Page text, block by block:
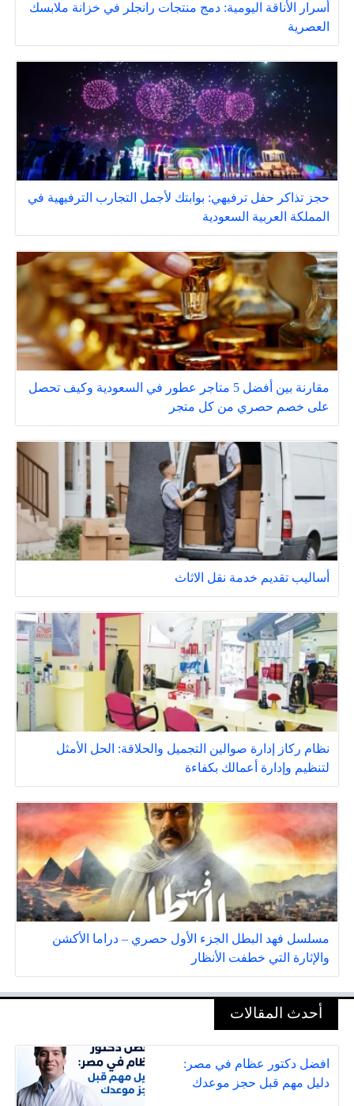
أسرار الأناقة اليومية: دمج منتجات رانجلر في خزانة ملابسك
العصرية
حجز تذاكر حفل ترفيهي: بوابتك لأجمل التجارب الترفيهية في
المملكة العربية السعودية
مقارنة بين أفضل 5 متاجر عطور في السعودية وكيف تحصل
على خصم حصري من كل متجر
أساليب تقديم خدمة نقل الاثاث
نظام ركاز إدارة صوالين التجميل والحلاقة: الحل الأمثل
لتنظيم وإدارة أعمالك بكفاءة
مسلسل فهد البطل الجزء الأول حصري – دراما الأكشن
والإثارة التي خطفت الأنظار
أحدث المقالات
افضل دكتور عظام في مصر:
دليل مهم قبل حجز موعدك